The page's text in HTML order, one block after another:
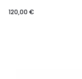
120,00 €